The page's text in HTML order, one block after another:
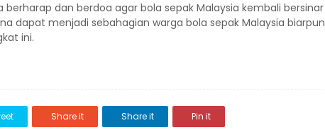
dan berdoa agar bola sepak Malaysia kembali bersinar
dapat menjadi sebahagian warga bola sepak Malaysia biarpun
ini.
Share it Share it Pin it